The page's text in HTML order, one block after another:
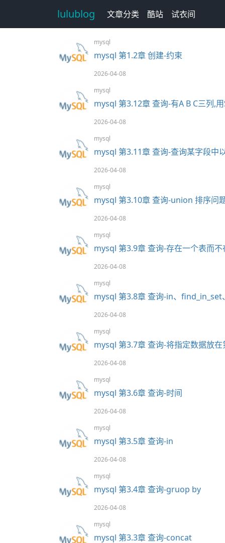
lulublog 文章分类 酷站 试衣间
mysql
mysql 第1.2章 创建-约束
2026-04-08
mysql
mysql 第3.12章 查询-有A B C三列,
2026-04-08
mysql
mysql 第3.11章 查询-查询某字段中
2026-04-08
mysql
mysql 第3.10章 查询-union 排序问
2026-04-08
mysql
mysql 第3.9章 查询-存在一个表而
2026-04-08
mysql
mysql 第3.8章 查询-in、find_in_set
2026-04-08
mysql
mysql 第3.7章 查询-将指定数据放在
2026-04-08
mysql
mysql 第3.6章 查询-时间
2026-04-08
mysql
mysql 第3.5章 查询-in
2026-04-08
mysql
mysql 第3.4章 查询-gruop by
2026-04-08
mysql
mysql 第3.3章 查询-concat